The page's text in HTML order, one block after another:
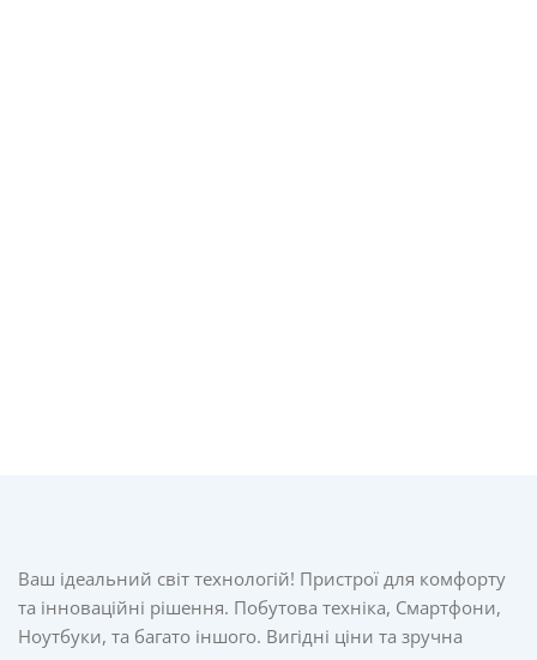
Ваш ідеальний світ технологій! Пристрої для комфорту
та інноваційні рішення. Побутова техніка, Смартфони,
Ноутбуки, та багато іншого. Вигідні ціни та зручна